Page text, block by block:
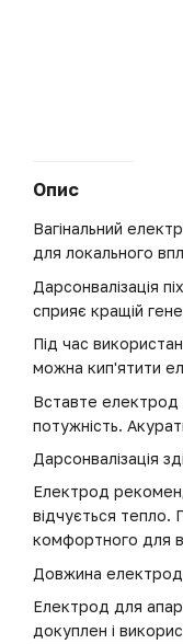
Опис
Вагінальний
для локального
Дарсонвалізація
сприяє кращій
Під час
можна кип'ятити
Вставте електрод
потужність.
Дарсонвалізація
Електрод
відчується тепло.
комфортного для
Довжина
Електрод для
докуплен і